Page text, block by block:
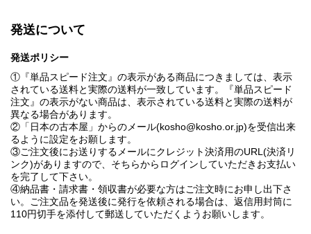
COOKING 有名大学〝ガクショク〟あらかると
特別企画 木造りのヨーロッパ / 伊藤ていじ ; 二川幸夫
発送について
発送ポリシー
①『単品スピード注文』の表示がある商品につきましては、表示
されている送料と実際の送料が一致しています。『単品スピード
注文』の表示がない商品は、表示されている送料と実際の送料が
異なる場合があります。
②「日本の古本屋」からのメール(kosho@kosho.or.jp)を受信出来
るように設定をお願します。
③ご注文後にお送りするメールにクレジット決済用のURL(決済リ
ンク)がありますので、そちらからログインしていただきお支払い
を完了して下さい。
④納品書・請求書・領収書が必要な方はご注文時にお申し出下さ
い。ご注文品を発送後に発行を依頼される場合は、返信用封筒に
110円切手を添付して郵送していただくようお願いします。